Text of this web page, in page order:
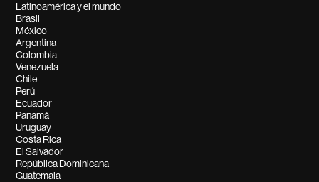
Latinoamérica y el mundo
Brasil
México
Argentina
Colombia
Venezuela
Chile
Perú
Ecuador
Panamá
Uruguay
Costa Rica
El Salvador
República Dominicana
Guatemala